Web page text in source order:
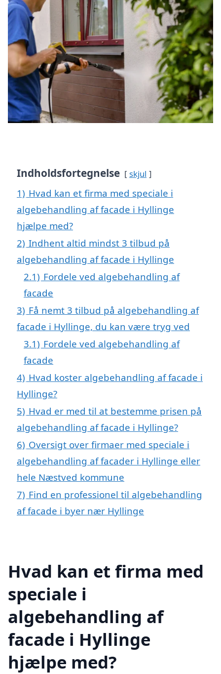
Indholdsfortegnelse skjul
1) Hvad kan et firma med speciale i
algebehandling af facade i Hyllinge
hjælpe med?
2) Indhent altid mindst 3 tilbud på
algebehandling af facade i Hyllinge
2.1) Fordele ved algebehandling af
facade
3) Få nemt 3 tilbud på algebehandling af
facade i Hyllinge, du kan være tryg ved
3.1) Fordele ved algebehandling af
facade
4) Hvad koster algebehandling af facade i
Hyllinge?
5) Hvad er med til at bestemme prisen på
algebehandling af facade i Hyllinge?
6) Oversigt over firmaer med speciale i
algebehandling af facader i Hyllinge eller
hele Næstved kommune
7) Find en professionel til algebehandling
af facade i byer nær Hyllinge
Hvad kan et firma med
speciale i
algebehandling af
facade i Hyllinge
hjælpe med?